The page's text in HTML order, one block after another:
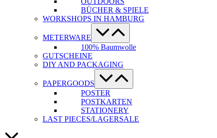
BÜCHER & SPIELE
WORKSHOPS IN HAMBURG
METERWARE
Menü-
Schalter
100% Baumwolle
GUTSCHEINE
DIY AND PACKAGING
PAPERGOODS
Menü-
Schalter
POSTER
POSTKARTEN
STATIONERY
LAST PIECES/LAGERSALE